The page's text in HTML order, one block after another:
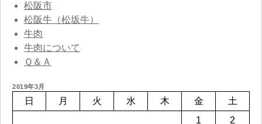
松阪市
松阪牛（松坂牛）
牛肉
牛肉について
Ｑ＆Ａ
2019年3月
日 月 火 水 木 金
土
1
2